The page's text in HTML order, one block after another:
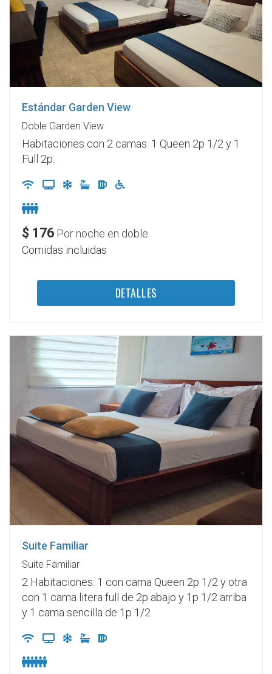
Estándar Garden View
Doble Garden View
Habitaciones con 2 camas. 1 Queen 2p 1/2 y 1
Full 2p.
$ 176 Por noche en doble
Comidas incluidas
DETALLES
Suite Familiar
Suite Familiar
2 Habitaciones: 1 con cama Queen 2p 1/2 y otra
con 1 cama litera full de 2p abajo y 1p 1/2 arriba
y 1 cama sencilla de 1p 1/2